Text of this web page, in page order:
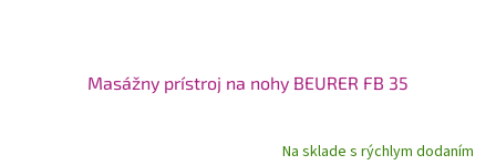
Masážny prístroj na nohy BEURER FB 35
Na sklade s rýchlym dodaním